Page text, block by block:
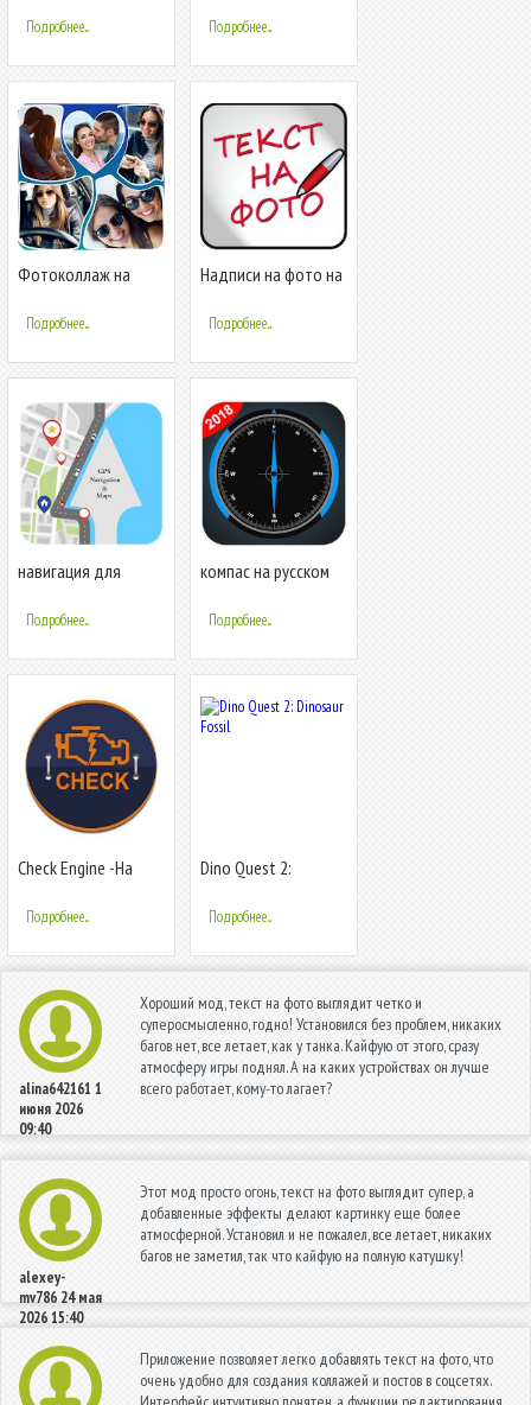
Подробнее... Подробнее...
Фотоколлаж на
Подробнее...
Надписи на фото на
Подробнее...
навигация для
русском языке 2019
Подробнее...
компас на русском
интернета gps
компас
Подробнее...
Check Engine -На
Подробнее...
Dino Quest 2:
Подробнее...
alina642161 1
июня 2026
09:40
Хороший мод, текст на фото выглядит четко и
суперосмысленно, годно! Установился без проблем, никаких
багов нет, все летает, как у танка. Кайфую от этого, сразу
атмосферу игры поднял. А на каких устройствах он лучше
всего работает, кому-то лагает?
alexey-
mv786 24 мая
2026 15:40
Этот мод просто огонь, текст на фото выглядит супер, а
добавленные эффекты делают картинку еще более
атмосферной. Установил и не пожалел, все летает, никаких
багов не заметил, так что кайфую на полную катушку!
Приложение позволяет легко добавлять текст на фото, что
очень удобно для создания коллажей и постов в соцсетях.